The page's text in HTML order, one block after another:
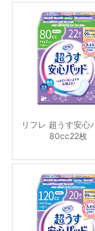
リフレ 超うす安心
80cc22枚